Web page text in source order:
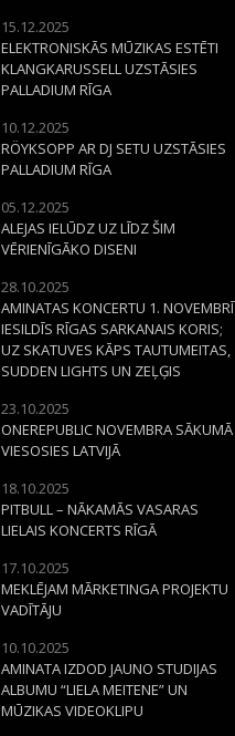
15.12.2025
ELEKTRONISKĀS MŪZIKAS ESTĒTI
KLANGKARUSSELL UZSTĀSIES
PALLADIUM RĪGA
10.12.2025
RÖYKSOPP AR DJ SETU UZSTĀSIES
PALLADIUM RĪGA
05.12.2025
ALEJAS IELŪDZ UZ LĪDZ ŠIM
VĒRIENĪGĀKO DISENI
28.10.2025
AMINATAS KONCERTU 1. NOVEMBRĪ
IESILDĪS RĪGAS SARKANAIS KORIS;
UZ SKATUVES KĀPS TAUTUMEITAS,
SUDDEN LIGHTS UN ZEĻĢIS
23.10.2025
ONEREPUBLIC NOVEMBRA SĀKUMĀ
VIESOSIES LATVIJĀ
18.10.2025
PITBULL – NĀKAMĀS VASARAS
LIELAIS KONCERTS RĪGĀ
17.10.2025
MEKLĒJAM MĀRKETINGA PROJEKTU
VADĪTĀJU
10.10.2025
AMINATA IZDOD JAUNO STUDIJAS
ALBUMU “LIELA MEITENE” UN
MŪZIKAS VIDEOKLIPU